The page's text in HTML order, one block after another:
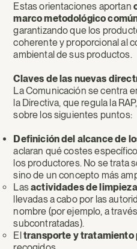
Estas orientaciones aportan
marco metodológico
garantizando que los
coherente y proporcional al
ambiental de sus productos.
Claves de las nuevas
La Comunicación se centra
la Directiva, que regula la
sobre los siguientes puntos:
Definición del alcance de
aclaran qué costes
los productores. No se trata
sino de un concepto más
Lasactividades de limpieza
llevadas a cabo por las
nombre (por ejemplo, a
subcontratadas).
El transporte y tratamiento